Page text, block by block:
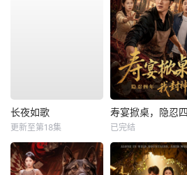
长夜如歌
更新至第18集 已完结